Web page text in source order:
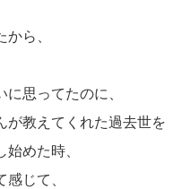
ら、
思ってたのに、
が教えてくれた過去世を
めた時、
じて、